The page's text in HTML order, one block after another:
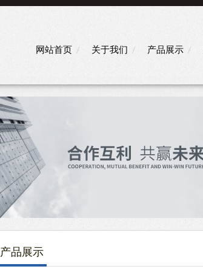
网站首页 关于我们 产品展示
产品展示